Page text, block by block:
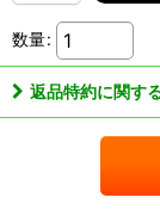
数量:
返品特約に関す